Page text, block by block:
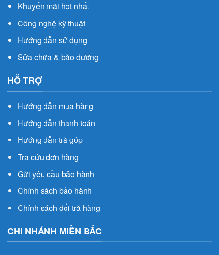
Khuyến mãi hot nhất
Công nghệ kỹ thuật
Hướng dẫn sử dụng
Sửa chữa & bảo dưỡng
HỖ TRỢ
Hướng dẫn mua hàng
Hướng dẫn thanh toán
Hướng dẫn trả góp
Tra cứu đơn hàng
Gửi yêu cầu bảo hành
Chính sách bảo hành
Chính sách đổi trả hàng
CHI NHÁNH MIỀN BẮC